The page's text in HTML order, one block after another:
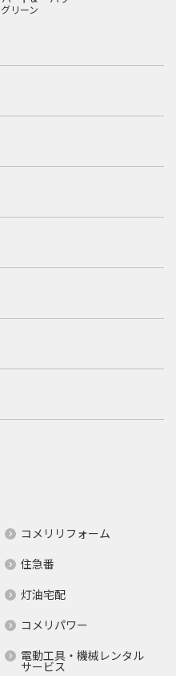
グリーン
コメリリフォーム
住急番
灯油宅配
コメリパワー
電動工具・機械レンタル
サービス